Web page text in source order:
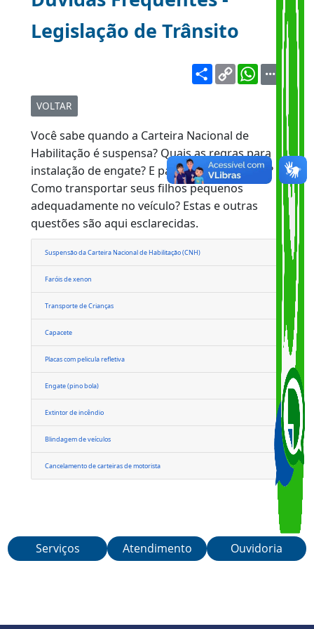
Dúvidas Frequentes -
Legislação de Trânsito
VOLTAR
Você sabe quando a Carteira Nacional de
Habilitação é suspensa? Quais as regras para
instalação de engate? E para faróis de xenon?
Como transportar seus filhos pequenos
adequadamente no veículo? Estas e outras
questões são aqui esclarecidas.
Faróis de xenon
Transporte de Crianças
Placas com pelicula refletiva
Engate (pino bola)
Cancelamento de carteiras de motorista
Serviços Atendimento Ouvidoria